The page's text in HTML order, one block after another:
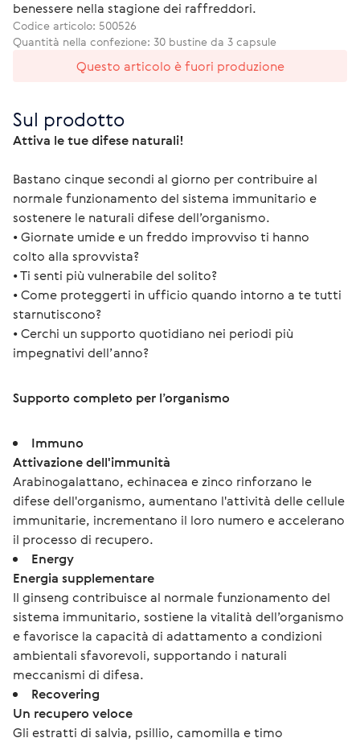
benessere nella stagione dei raffreddori.
Codice articolo: 500526
Quantità nella confezione: 30 bustine da 3 capsule
Questo articolo è fuori produzione
Sul prodotto
Attiva le tue difese naturali!
Bastano cinque secondi al giorno per contribuire al
normale funzionamento del sistema immunitario e
sostenere le naturali difese dell’organismo.
• Giornate umide e un freddo improvviso ti hanno
colto alla sprovvista?
• Ti senti più vulnerabile del solito?
• Come proteggerti in ufficio quando intorno a te tutti
starnutiscono?
• Cerchi un supporto quotidiano nei periodi più
impegnativi dell’anno?
Supporto completo per l’organismo
Immuno
Attivazione dell'immunità
Arabinogalattano, echinacea e zinco rinforzano le
difese dell'organismo, aumentano l'attività delle cellule
immunitarie, incrementano il loro numero e accelerano
il processo di recupero.
Energy
Energia supplementare
Il ginseng contribuisce al normale funzionamento del
sistema immunitario, sostiene la vitalità dell’organismo
e favorisce la capacità di adattamento a condizioni
ambientali sfavorevoli, supportando i naturali
meccanismi di difesa.
Recovering
Un recupero veloce
Gli estratti di salvia, psillio, camomilla e timo